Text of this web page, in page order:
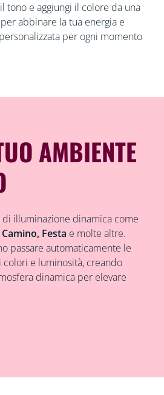
tono e aggiungi il colore da una
abbinare la tua energia e
per ogni momento
AMBIENTE
illuminazione dinamica come
Festa e molte altre.
passare automaticamente le
colori e luminosità, creando
dinamica per elevare